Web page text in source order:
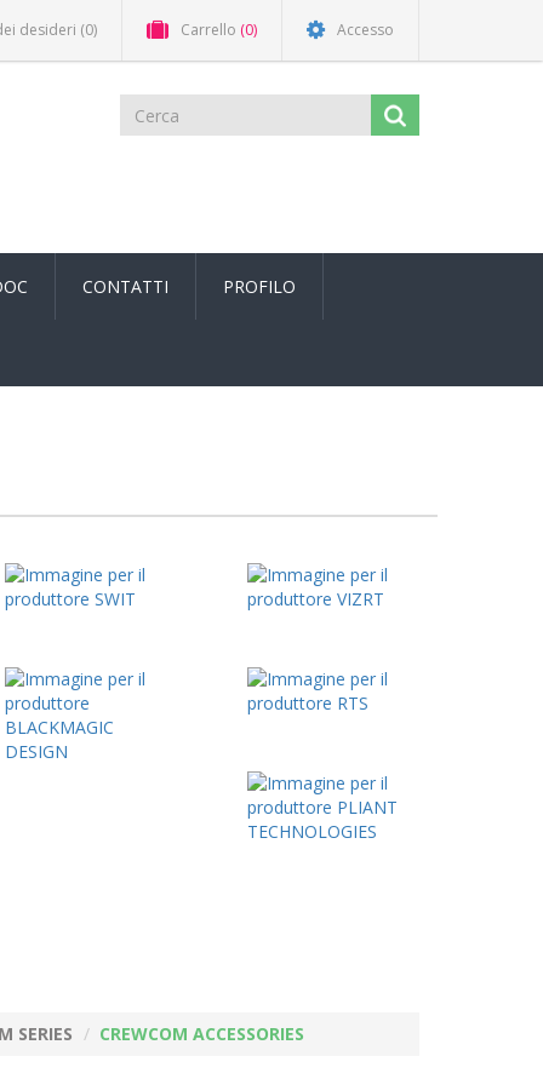
desideri (0) Carrello (0) Accesso
CONTATTI PROFILO
SERIES CREWCOM ACCESSORIES